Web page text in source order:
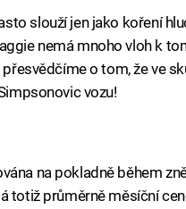
slouží jen jako koření
nemá mnoho vloh k
o tom, že ve
vozu!
na pokladně během
totiž průměrně měsíční